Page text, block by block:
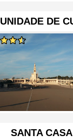
UNIDADE DE
SANTA